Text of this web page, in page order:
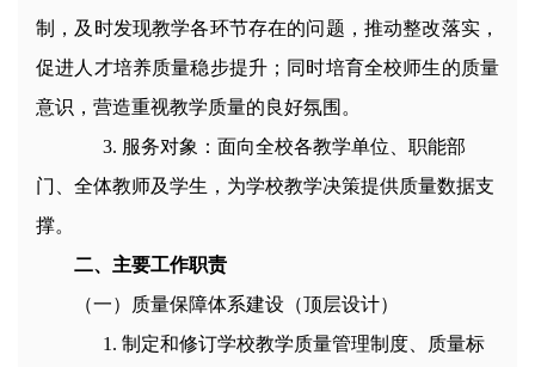
制，及时发现教学各环节存在的问题，推动整改落实，
促进人才培养质量稳步提升；同时培育全校师生的质量
意识，营造重视教学质量的良好氛围。
3. 服务对象：面向全校各教学单位、职能部
门、全体教师及学生，为学校教学决策提供质量数据支
撑。
二、主要工作职责
（一）质量保障体系建设（顶层设计）
1 . 制定和修订学校教学质量管理制度、质量标